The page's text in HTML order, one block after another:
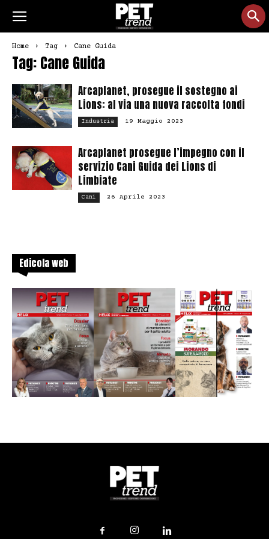
Home Tag Cane Guida
Tag: Cane Guida
Arcaplanet, prosegue il sostegno ai
Lions: al via una nuova raccolta fondi
Industria 19 Maggio 2023
Arcaplanet prosegue l’impegno con il
servizio Cani Guida dei Lions di
Limbiate
Cani 26 Aprile 2023
Edicola web